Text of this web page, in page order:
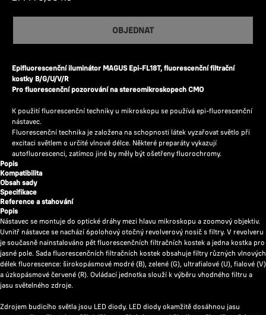
OBJEDNAT
Epifluorescenční iluminátor MAGUS Epi-FL18T, fluorescenční filtrační
kostky B/G/U/V/R
Pro fluorescenční pozorování na stereomikroskopech CMO
K použití fluorescenční techniky u mikroskopu se používá epi-fluorescenční
nástavec.
Fluorescenční technika je založena na schopnosti látek vyzařovat světlo při
excitaci světlem o určité vlnové délce. Některé preparáty vykazují
autofluorescenci, zatímco jiné by měly být ošetřeny fluorochromy.
Popis
Kompatibilita
Obsah sady
Specifikace
Reference a stahování
Popis
Nástavec se montuje do optické dráhy mezi hlavu mikroskopu a zoomový objektiv.
Uvnitř nástavce se nachází 6polohový otočný revolverový nosič s filtry. V revolveru
je současně nainstalováno pět fluorescenčních filtračních kostek a jedna kostka pro
jasné pole. Sada fluorescenčních filtračních kostek obsahuje filtry různých vlnových
délek fluorescence: širokopásmové modré (B), zelené (G), ultrafialové (U), fialové (V)
a úzkopásmové červené (R). Ovládací jednotka slouží k výběru vhodného filtru a
jasu světelného zdroje.
Zdrojem budicího světla jsou LED diody. LED diody okamžitě dosáhnou jasu